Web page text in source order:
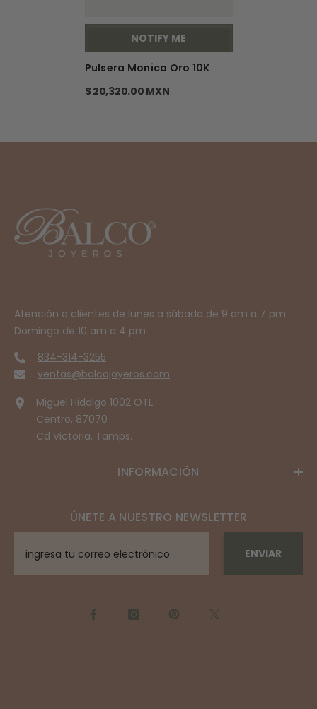
NOTIFY ME
Pulsera Monica Oro 10K
$ 20,320.00 MXN
Atención a clientes de lunes a sábado de 9 am a 7 pm.
Domingo de 10 am a 4 pm
834-314-3255
ventas@balcojoyeros.com
Miguel Hidalgo 1002 OTE
Centro, 87070
Cd Victoria, Tamps.
INFORMACIÓN
ÚNETE A NUESTRO NEWSLETTER
ENVIAR